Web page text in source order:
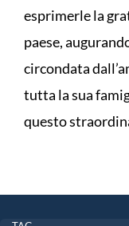
esprimerle la
paese,
circondata
tutta la sua
questo